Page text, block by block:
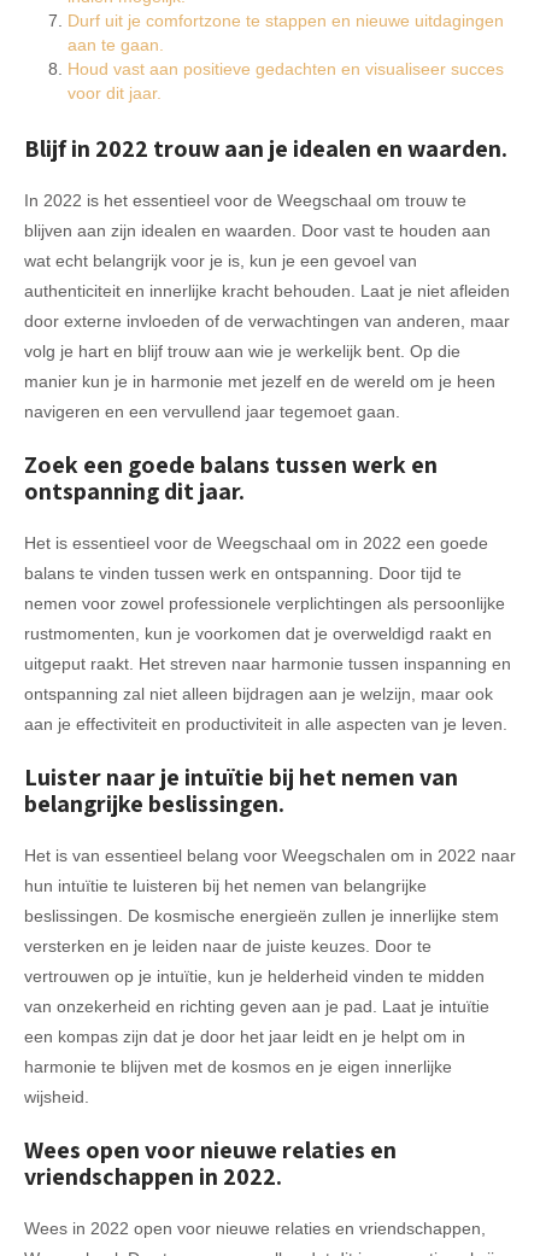
Durf uit je comfortzone te stappen en nieuwe uitdagingen
aan te gaan.
Houd vast aan positieve gedachten en visualiseer succes
voor dit jaar.
Blijf in 2022 trouw aan je idealen en waarden.
In 2022 is het essentieel voor de Weegschaal om trouw te
blijven aan zijn idealen en waarden. Door vast te houden aan
wat echt belangrijk voor je is, kun je een gevoel van
authenticiteit en innerlijke kracht behouden. Laat je niet afleiden
door externe invloeden of de verwachtingen van anderen, maar
volg je hart en blijf trouw aan wie je werkelijk bent. Op die
manier kun je in harmonie met jezelf en de wereld om je heen
navigeren en een vervullend jaar tegemoet gaan.
Zoek een goede balans tussen werk en
ontspanning dit jaar.
Het is essentieel voor de Weegschaal om in 2022 een goede
balans te vinden tussen werk en ontspanning. Door tijd te
nemen voor zowel professionele verplichtingen als persoonlijke
rustmomenten, kun je voorkomen dat je overweldigd raakt en
uitgeput raakt. Het streven naar harmonie tussen inspanning en
ontspanning zal niet alleen bijdragen aan je welzijn, maar ook
aan je effectiviteit en productiviteit in alle aspecten van je leven.
Luister naar je intuïtie bij het nemen van
belangrijke beslissingen.
Het is van essentieel belang voor Weegschalen om in 2022 naar
hun intuïtie te luisteren bij het nemen van belangrijke
beslissingen. De kosmische energieën zullen je innerlijke stem
versterken en je leiden naar de juiste keuzes. Door te
vertrouwen op je intuïtie, kun je helderheid vinden te midden
van onzekerheid en richting geven aan je pad. Laat je intuïtie
een kompas zijn dat je door het jaar leidt en je helpt om in
harmonie te blijven met de kosmos en je eigen innerlijke
wijsheid.
Wees open voor nieuwe relaties en
vriendschappen in 2022.
Wees in 2022 open voor nieuwe relaties en vriendschappen,